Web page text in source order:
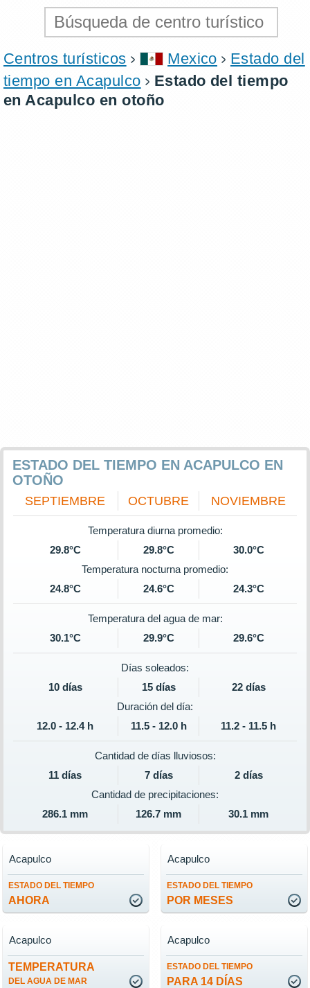
Centros turísticos Mexico
Estado del
tiempo en Acapulco
Estado del tiempo
en Acapulco en otoño
ESTADO DEL TIEMPO EN ACAPULCO EN
OTOÑO
SEPTIEMBRE OCTUBRE NOVIEMBRE
Temperatura diurna promedio:
29.8°C
29.8°C
30.0°C
Temperatura nocturna promedio:
24.8°C
24.6°C 24.3°C
Temperatura del agua de mar:
30.1°C
29.9°C 29.6°C
Días soleados:
10 días
15 días
22 días
Duración del día:
12.0 - 12.4 h
11.5 - 12.0 h 11.2 - 11.5 h
Cantidad de días lluviosos:
11 días
7 días
2 días
Cantidad de precipitaciones:
286.1 mm
126.7 mm 30.1 mm
ESTADO DEL TIEMPO
AHORA
Acapulco
ESTADO DEL TIEMPO
POR MESES
Acapulco
TEMPERATURA
DEL AGUA DE MAR
Acapulco
ESTADO DEL TIEMPO
PARA 14 DÍAS
Acapulco